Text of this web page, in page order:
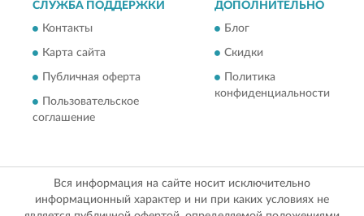
СЛУЖБА ПОДДЕРЖКИ
Контакты
Карта сайта
Публичная оферта
Пользовательское
соглашение
ДОПОЛНИТЕЛЬНО
Блог
Скидки
Политика
конфиденциальности
Вся информация на сайте носит исключительно
информационный характер и ни при каких условиях не